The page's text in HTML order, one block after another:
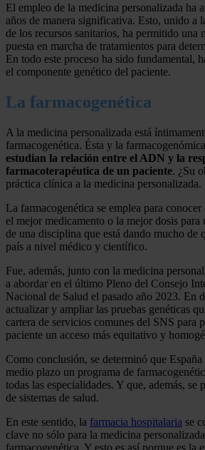
El empleo de la medicina personalizada ha
años de manera significativa. Esto, unido a
de los recursos sanitarios, ha permitido una
puesta en marcha de tratamientos para
En todo este proceso ha sido fundamental,
el componente genético del paciente.
La farmacogenética
A la medicina personalizada está
farmacogenética. Ésta y la
estudian la relación entre el ADN y la
farmacoterapéutica de un paciente. ¿Su
práctica clínica a la medicina personalizada.
La farmacogenética se emplea para conocer
el mejor medicamento o la mejor dosis para
de una disciplina que está dando mucho de
país a nivel médico y científico.
Fue, además, junto con la medicina
a abordar en el último Pleno del Consejo
Nacional de Salud el pasado año 2023. En
actualizar y ampliar las pruebas genéticas
cartera de servicios comunes del SNS para
paciente un acceso más equitativo y
Como conclusión, se determinó que
medio plazo un programa de
todas las especialidades. Y que, además, se
de sistemas de salud.
En este sentido, la farmacia hospitalaria se
clave no sólo para la medicina
farmacogenética. Y esto es así porque es la